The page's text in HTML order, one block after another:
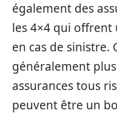
également des
les 4×4 qui
en cas de sinistre.
généralement
assurances tous
peuvent être un